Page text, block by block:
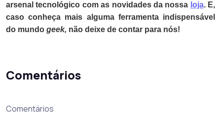
arsenal tecnológico com as novidades da nossa loja. E,
caso conheça mais alguma ferramenta indispensável
do mundo geek, não deixe de contar para nós!
Comentários
Comentários